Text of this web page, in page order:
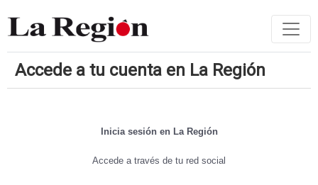
Accede a tu cuenta en La Región
Inicia sesión en La Región
Accede a través de tu red social